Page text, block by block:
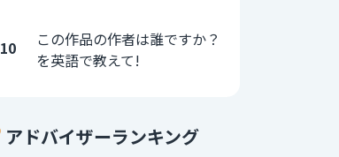
10
この作品の作者は誰ですか？
を英語で教えて!
アドバイザーランキング